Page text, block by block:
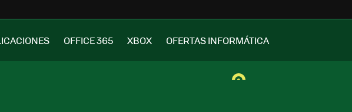
OFFICE 365 XBOX OFERTAS INFORMÁTICA